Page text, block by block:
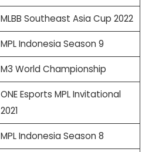
MLBB Southeast Asia Cup 2022
MPL Indonesia Season 9
M3 World Championship
ONE Esports MPL Invitational
2021
MPL Indonesia Season 8